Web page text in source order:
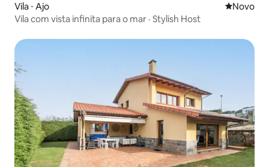
Vila ⋅ Ajo Novo
Novo
Vila com vista infinita para o mar · Stylish Host